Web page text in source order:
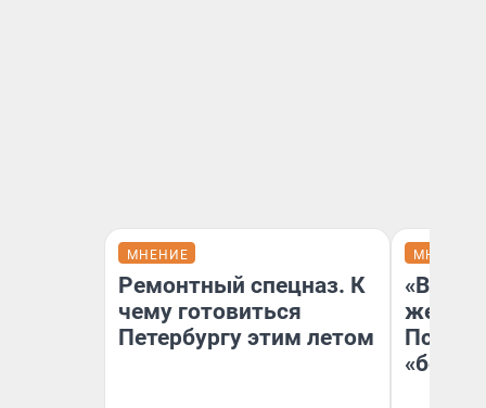
МНЕНИЕ
Ремонтный спецназ. К
чему готовиться
Петербургу этим летом
МНЕНИЕ